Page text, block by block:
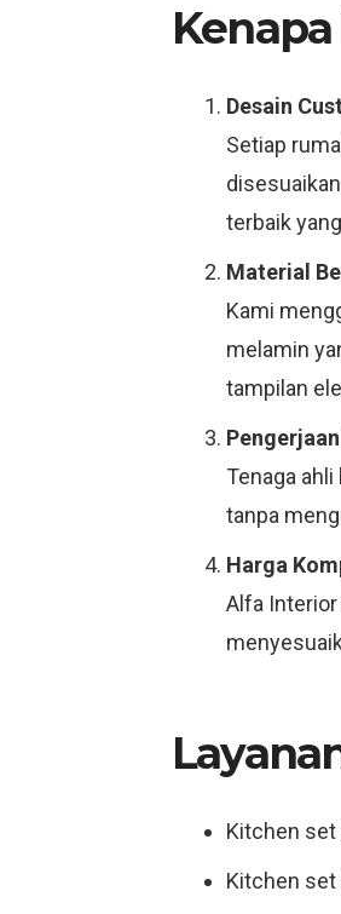
Desain
Setiap
terbaik
Material
Kami
melamin
tampilan
Tenaga
tanpa
Harga
Alfa
Kitchen
Kitchen set